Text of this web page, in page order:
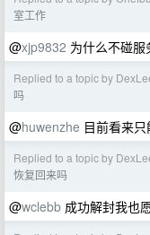
室工作
@xjp9832 为什么不碰服
Replied to a topic by
吗
@huwenzhe 目前看来
Replied to a topic by
恢复回来吗
@wclebb 成功解封我也